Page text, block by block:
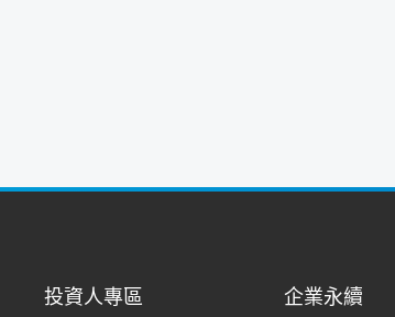
投資人專區 企業永續